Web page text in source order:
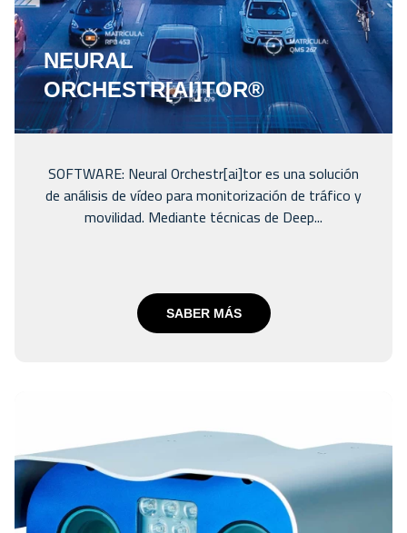
NEURAL
ORCHESTR[AI]TOR®
SOFTWARE: Neural Orchestr[ai]tor es una solución
de análisis de vídeo para monitorización de tráfico y
movilidad. Mediante técnicas de Deep...
SABER MÁS